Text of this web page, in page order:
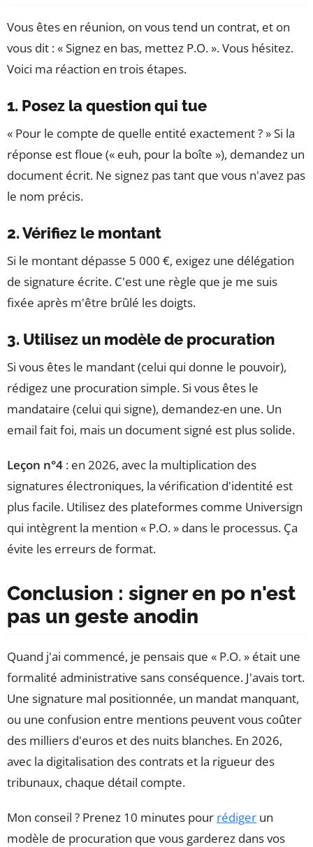
Vous êtes en réunion, on vous tend un contrat, et on
vous dit : « Signez en bas, mettez P.O. ». Vous hésitez.
Voici ma réaction en trois étapes.
1. Posez la question qui tue
« Pour le compte de quelle entité exactement ? » Si la
réponse est floue (« euh, pour la boîte »), demandez un
document écrit. Ne signez pas tant que vous n'avez pas
le nom précis.
2. Vérifiez le montant
Si le montant dépasse 5 000 €, exigez une délégation
de signature écrite. C'est une règle que je me suis
fixée après m'être brûlé les doigts.
3. Utilisez un modèle de procuration
Si vous êtes le mandant (celui qui donne le pouvoir),
rédigez une procuration simple. Si vous êtes le
mandataire (celui qui signe), demandez-en une. Un
email fait foi, mais un document signé est plus solide.
Leçon n°4 : en 2026, avec la multiplication des
signatures électroniques, la vérification d'identité est
plus facile. Utilisez des plateformes comme Universign
qui intègrent la mention « P.O. » dans le processus. Ça
évite les erreurs de format.
Conclusion : signer en po n'est
pas un geste anodin
Quand j'ai commencé, je pensais que « P.O. » était une
formalité administrative sans conséquence. J'avais tort.
Une signature mal positionnée, un mandat manquant,
ou une confusion entre mentions peuvent vous coûter
des milliers d'euros et des nuits blanches. En 2026,
avec la digitalisation des contrats et la rigueur des
tribunaux, chaque détail compte.
Mon conseil ? Prenez 10 minutes pour rédiger un
modèle de procuration que vous garderez dans vos